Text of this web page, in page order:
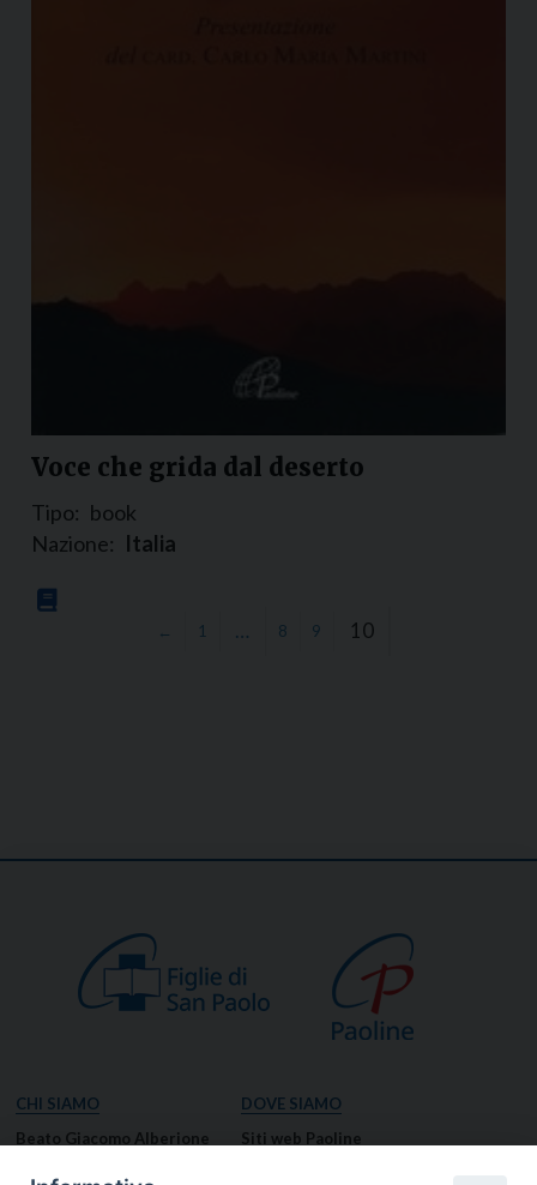
Voce che grida dal deserto
Tipo: book
Nazione: Italia
← 1 … 8 9 10
CHI SIAMO
Beato Giacomo Alberione
DOVE SIAMO
Siti web Paoline